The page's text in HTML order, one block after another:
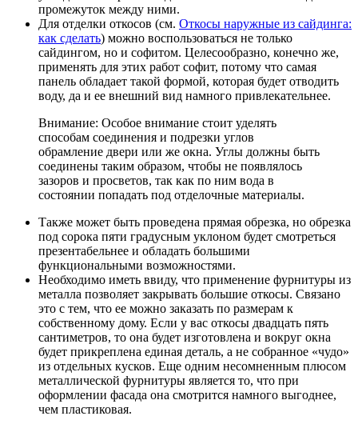
промежуток между ними.
Для отделки откосов (см. Откосы наружные из сайдинга:
как сделать) можно воспользоваться не только
сайдингом, но и софитом. Целесообразно, конечно же,
применять для этих работ софит, потому что самая
панель обладает такой формой, которая будет отводить
воду, да и ее внешний вид намного привлекательнее.
Внимание: Особое внимание стоит уделять
способам соединения и подрезки углов
обрамление двери или же окна. Углы должны быть
соединены таким образом, чтобы не появлялось
зазоров и просветов, так как по ним вода в
состоянии попадать под отделочные материалы.
Также может быть проведена прямая обрезка, но обрезка
под сорока пяти градусным уклоном будет смотреться
презентабельнее и обладать большими
функциональными возможностями.
Необходимо иметь ввиду, что применение фурнитуры из
металла позволяет закрывать большие откосы. Связано
это с тем, что ее можно заказать по размерам к
собственному дому. Если у вас откосы двадцать пять
сантиметров, то она будет изготовлена и вокруг окна
будет прикреплена единая деталь, а не собранное «чудо»
из отдельных кусков. Еще одним несомненным плюсом
металлической фурнитуры является то, что при
оформлении фасада она смотрится намного выгоднее,
чем пластиковая.